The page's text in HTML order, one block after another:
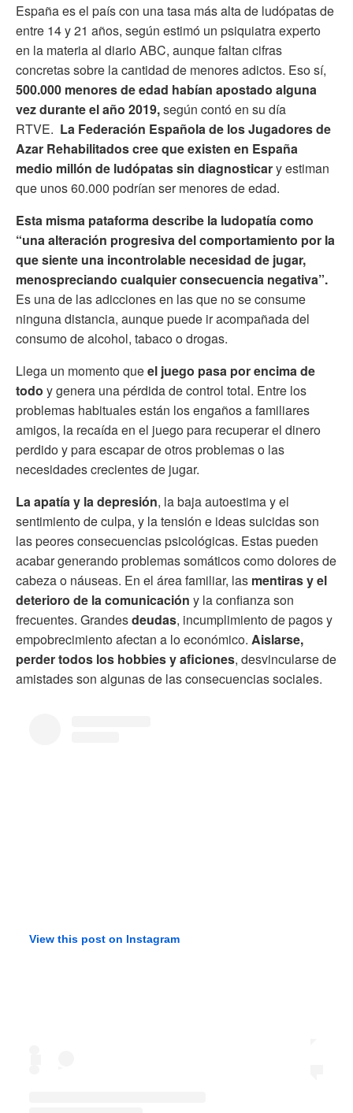
España es el país con una tasa más alta de ludópatas de
entre 14 y 21 años, según estimó un psiquiatra experto
en la materia al diario ABC, aunque faltan cifras
concretas sobre la cantidad de menores adictos. Eso sí,
500.000 menores de edad habían apostado alguna
vez durante el año 2019,según contó en su día
RTVE. La Federación Española de los Jugadores de
Azar Rehabilitados cree que existen en España
medio millón de ludópatas sin diagnosticary estiman
que unos 60.000 podrían ser menores de edad.
Esta misma pataforma describe la ludopatía como
“una alteración progresiva del comportamiento por la
que siente una incontrolable necesidad de jugar,
menospreciando cualquier consecuencia negativa”.
Es una de las adicciones en las que no se consume
ninguna distancia, aunque puede ir acompañada del
consumo de alcohol, tabaco o drogas.
Llega un momento queel juego pasa por encima de
todo y genera una pérdida de control total. Entre los
problemas habituales están los engaños a familiares
amigos, la recaída en el juego para recuperar el dinero
perdido y para escapar de otros problemas o las
necesidades crecientes de jugar.
La apatía y la depresión, la baja autoestima y el
sentimiento de culpa, y la tensión e ideas suicidas son
las peores consecuencias psicológicas. Estas pueden
acabar generando problemas somáticos como dolores de
cabeza o náuseas. En el área familiar, las mentiras y el
deterioro de la comunicación y la confianza son
frecuentes. Grandesdeudas, incumplimiento de pagos y
empobrecimiento afectan a lo económico. Aislarse,
perder todos los hobbies y aficiones, desvincularse de
amistades son algunas de las consecuencias sociales.
View this post on Instagram